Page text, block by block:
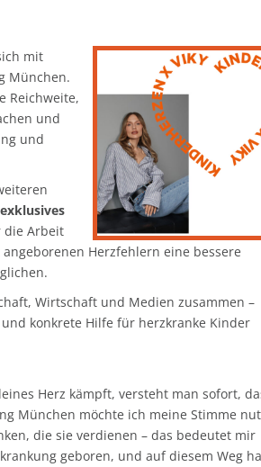
mit
München.
Reichweite,
und
und
die Arbeit
Herzfehlern eine bessere
Wirtschaft und Medien zusammen –
konkrete Hilfe für herzkranke Kinder
Herz kämpft, versteht man sofort,
München möchte ich meine Stimme
die sie verdienen – das bedeutet mir
geboren, und auf diesem Weg